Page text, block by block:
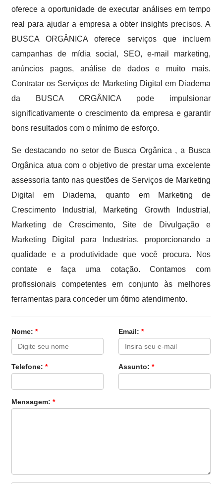
oferece a oportunidade de executar análises em tempo
real para ajudar a empresa a obter insights precisos. A
BUSCA ORGÂNICA oferece serviços que incluem
campanhas de mídia social, SEO, e-mail marketing,
anúncios pagos, análise de dados e muito mais.
Contratar os Serviços de Marketing Digital em Diadema
da BUSCA ORGÂNICA pode impulsionar
significativamente o crescimento da empresa e garantir
bons resultados com o mínimo de esforço.
Se destacando no setor de Busca Orgânica , a Busca
Orgânica atua com o objetivo de prestar uma excelente
assessoria tanto nas questões de Serviços de Marketing
Digital em Diadema, quanto em Marketing de
Crescimento Industrial, Marketing Growth Industrial,
Marketing de Crescimento, Site de Divulgação e
Marketing Digital para Industrias, proporcionando a
qualidade e a produtividade que você procura. Nos
contate e faça uma cotação. Contamos com
profissionais competentes em conjunto às melhores
ferramentas para conceder um ótimo atendimento.
Nome:* Email: *
Telefone:* Assunto: *
Mensagem:*